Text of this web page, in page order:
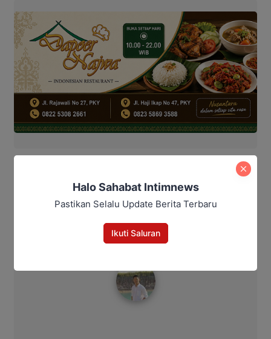
Halo Sahabat Intimnews
Pastikan Selalu Update Berita Terbaru
Ikuti Saluran